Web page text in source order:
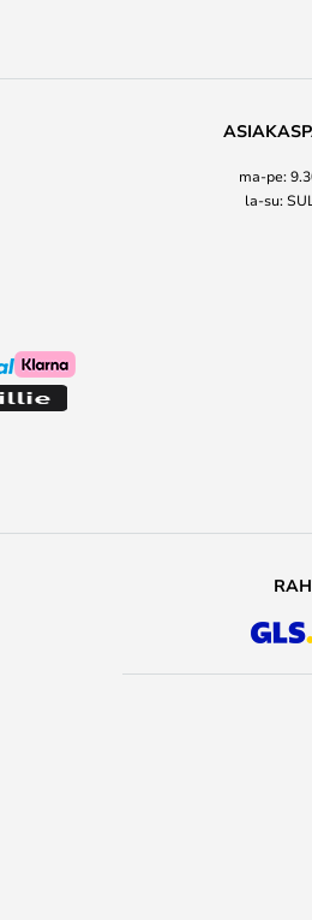
ma-pe:
la-su: